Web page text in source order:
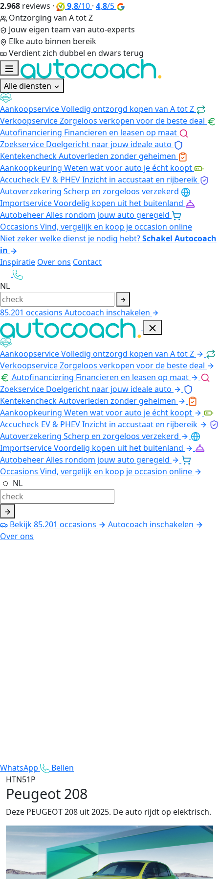
2.968 reviews · 9,8/10 · 4,8/5
Ontzorging van A tot Z
Jouw eigen team van auto-experts
Elke auto binnen bereik
Verdient zich dubbel en dwars terug
Alle diensten
AankoopserviceVolledig ontzorgd kopen van A tot Z
VerkoopserviceZorgeloos verkopen voor de beste deal
Autofinanciering Financieren en leasen op maat
Zoekservice Doelgericht naar jouw ideale auto
KentekencheckAutoverleden zonder geheimen
Aankoopkeuring Weten wat voor auto je écht koopt
Accucheck EV & PHEVInzicht in accustaat en rijbereik
Autoverzekering Scherp en zorgeloos verzekerd
ImportserviceVoordelig kopen uit het buitenland
AutobeheerAlles rondom jouw auto geregeld
Occasions Vind, vergelijk en koop je occasion online
Niet zeker welke dienst je nodig hebt?Schakel Autocoach
in
Inspiratie Over ons Contact
NL
85.201 occasions Autocoach inschakelen
AankoopserviceVolledig ontzorgd kopen van A tot Z
VerkoopserviceZorgeloos verkopen voor de beste deal
Autofinanciering Financieren en leasen op maat
Zoekservice Doelgericht naar jouw ideale auto
KentekencheckAutoverleden zonder geheimen
Aankoopkeuring Weten wat voor auto je écht koopt
Accucheck EV & PHEVInzicht in accustaat en rijbereik
Autoverzekering Scherp en zorgeloos verzekerd
ImportserviceVoordelig kopen uit het buitenland
AutobeheerAlles rondom jouw auto geregeld
Occasions Vind, vergelijk en koop je occasion online
NL
Bekijk85.201 occasions
Autocoach inschakelen
Over ons
WhatsApp
Bellen
HTN51P
Peugeot 208
Deze PEUGEOT 208 uit 2025. De auto rijdt op elektrisch.